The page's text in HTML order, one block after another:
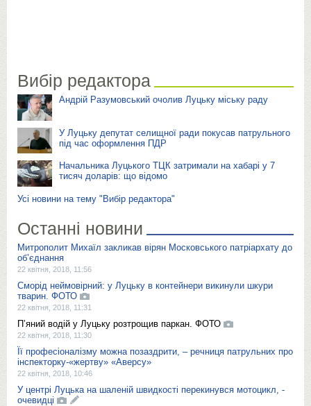
Вибір редактора
Андрій Разумовський очолив Луцьку міську раду
У Луцьку депутат селищної ради покусав патрульного
під час оформлення ПДР
Начальника Луцького ТЦК затримали на хабарі у 7
тисяч доларів: що відомо
Усі новини на тему "Вибір редактора"
Останні новини
Митрополит Михаїл закликав вірян Московського патріархату до
об’єднання
22 квітня, 2018, 11:56
Сморід неймовірний: у Луцьку в контейнери викинули шкури
тварин. ФОТО
22 квітня, 2018, 11:31
П’яний водій у Луцьку розтрощив паркан. ФОТО
22 квітня, 2018, 11:30
Її професіоналізму можна позаздрити, – речниця патрульних про
інспекторку-«жертву» «Аверсу»
22 квітня, 2018, 10:46
У центрі Луцька на шаленій швидкості перекинувся мотоцикл, -
очевидці